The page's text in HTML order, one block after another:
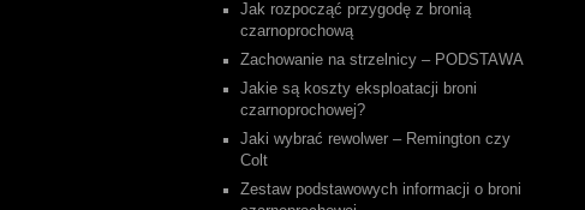
Jak rozpocząć przygodę z bronią
czarnoprochową
Zachowanie na strzelnicy – PODSTAWA
Jakie są koszty eksploatacji broni
czarnoprochowej?
Jaki wybrać rewolwer – Remington czy
Colt
Zestaw podstawowych informacji o broni